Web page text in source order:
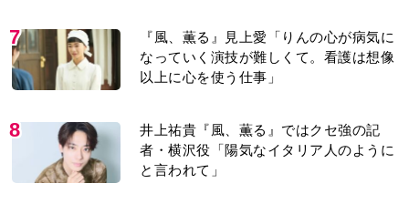
7
『風、薫る』見上愛「りんの心が病気に
なっていく演技が難しくて。看護は想像
以上に心を使う仕事」
8
井上祐貴『風、薫る』ではクセ強の記
者・横沢役「陽気なイタリア人のように
と言われて」